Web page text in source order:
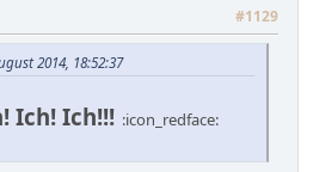
#1129
2014, 18:52:37
Ich! Ich!!! :icon_redface: